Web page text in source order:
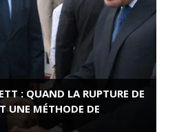
: QUAND LA RUPTURE DE
UNE MÉTHODE DE